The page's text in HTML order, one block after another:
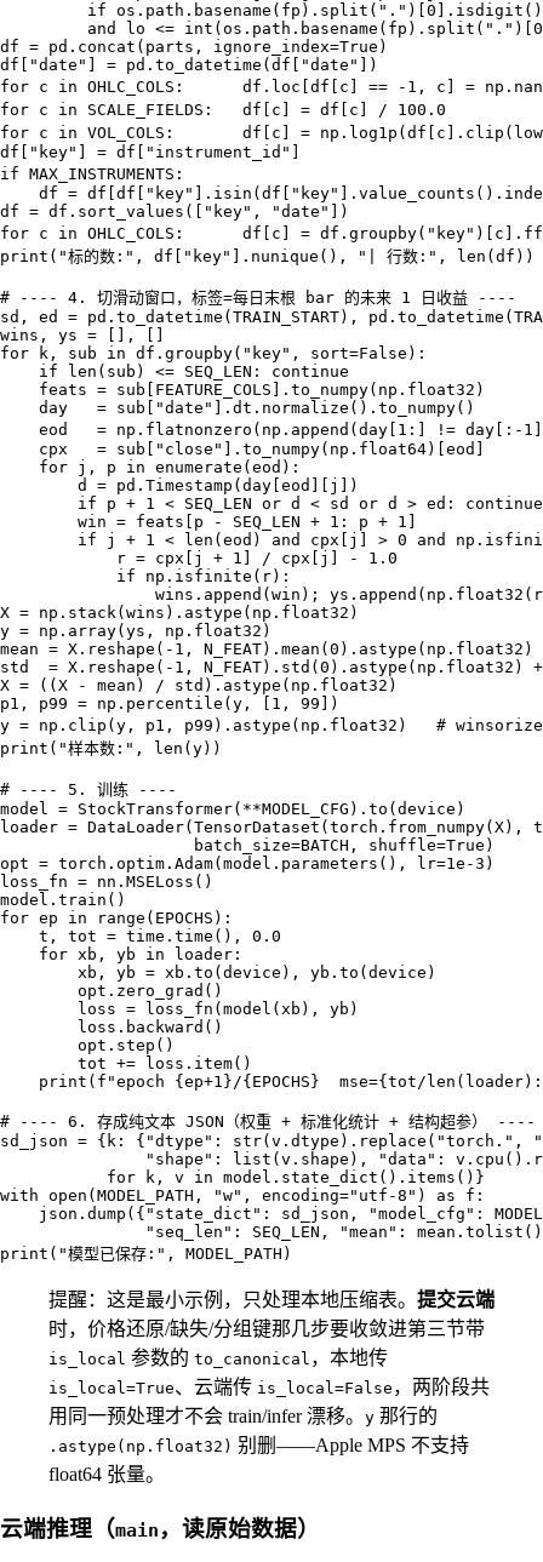
         if os.path.basename(fp).split(".")[0].isdigit()
and lo <=
df = pd.concat(parts, ignore_index=True)
df["date"] = pd.to_datetime(df["date"])
for c in OHLC_COLS:      df.loc[df[c] == -1, c] = np.nan
for c in SCALE_FIELDS:   df[c] = df[c] / 100.0
for c in VOL_COLS:       df[c] =
df["key"] = df["instrument_id"]
if MAX_INSTRUMENTS:
df =
df = df.sort_values(["key", "date"])
for c in OHLC_COLS:      df[c] =
print("标的数:", df["key"].nunique(), "| 行数:", len(df))
# ---- 4. 切滑动窗口，标签=每日末根 bar 的未来 1 日收益 ----
sd, ed = pd.to_datetime(TRAIN_START),
wins, ys = [], []
for k, sub in df.groupby("key", sort=False):
    if len(sub) <= SEQ_LEN: continue
    feats = sub[FEATURE_COLS].to_numpy(np.float32)
    day   = sub["date"].dt.normalize().to_numpy()
eod   = np.flatnonzero(np.append(day[1:] != day[:-
    cpx   = sub["close"].to_numpy(np.float64)[eod]
    for j, p in enumerate(eod):
        d = pd.Timestamp(day[eod][j])
        if p + 1 < SEQ_LEN or d < sd or d > ed: continue
        win = feats[p - SEQ_LEN + 1: p + 1]
if j + 1 < len(eod) and cpx[j] > 0 and
            r = cpx[j + 1] / cpx[j] - 1.0
            if np.isfinite(r):
wins.append(win);
X = np.stack(wins).astype(np.float32)
y = np.array(ys, np.float32)
mean = X.reshape(-1, N_FEAT).mean(0).astype(np.float32)
std  = X.reshape(-1, N_FEAT).std(0).astype(np.float32)
X = ((X - mean) / std).astype(np.float32)
p1, p99 = np.percentile(y, [1, 99])
y = np.clip(y, p1, p99).astype(np.float32)   # winsorize；
print("样本数:", len(y))
# ---- 5. 训练 ----
model = StockTransformer(**MODEL_CFG).to(device)
loader = DataLoader(TensorDataset(torch.from_numpy(X),
                    batch_size=BATCH, shuffle=True)
opt = torch.optim.Adam(model.parameters(), lr=1e-3)
loss_fn = nn.MSELoss()
model.train()
for ep in range(EPOCHS):
    t, tot = time.time(), 0.0
    for xb, yb in loader:
        xb, yb = xb.to(device), yb.to(device)
        opt.zero_grad()
        loss = loss_fn(model(xb), yb)
        loss.backward()
        opt.step()
        tot += loss.item()
print(f"epoch {ep+1}/{EPOCHS}  mse={tot/
# ---- 6. 存成纯文本 JSON（权重 + 标准化统计 + 结构超参） ----
sd_json = {k: {"dtype": str(v.dtype).replace("torch.",
"shape": list(v.shape), "data":
           for k, v in model.state_dict().items()}
with open(MODEL_PATH, "w", encoding="utf-8") as f:
json.dump({"state_dict": sd_json, "model_cfg":
"seq_len": SEQ_LEN, "mean":
提醒：这是最小示例，只处理本地压缩表。 提交云端
时，价格还原/缺失/分组键那几步要收敛进第三节带
is_local 参数的 to_canonical ，本地传
is_local=True、云端传 is_local=False ，两阶段共
用同一预处理才不会 train/infer 漂移。 y 那行的
.astype(np.float32) 别删——Apple MPS 不支持
float64 张量。
云端推理（main ，读原始数据）